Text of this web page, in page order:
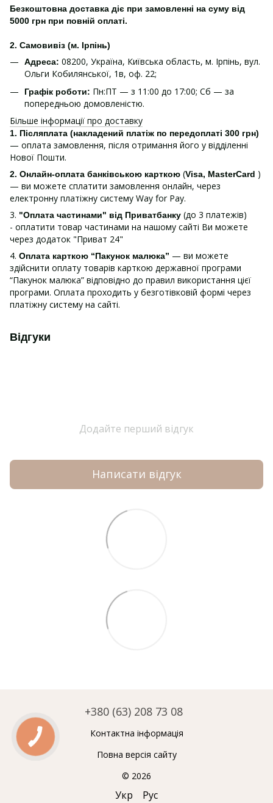
Безкоштовна доставка діє при замовленні на суму від
5000 грн при повній оплаті.
2. Самовивіз (м. Ірпінь)
Адреса: 08200, Україна, Київська область, м. Ірпінь, вул.
Ольги Кобилянської, 1в, оф. 22;
Графік роботи: Пн:ПТ — з 11:00 до 17:00; Сб — за
попередньою домовленістю.
Більше інформації про доставку
1. Післяплата (накладений платіж по передоплаті 300 грн)
— оплата замовлення, після отримання його у відділенні
Нової Пошти.
2. Онлайн-оплата банківською карткою (Visa, MasterCard )
— ви можете сплатити замовлення онлайн, через
електронну платіжну систему Way for Pay.
3. "Оплата частинами" від Приватбанку (до 3 платежів)
- оплатити товар частинами на нашому сайті Ви можете
через додаток "Приват 24"
4. Оплата карткою “Пакунок малюка” — ви можете
здійснити оплату товарів карткою державної програми
“Пакунок малюка” відповідно до правил використання цієї
програми. Оплата проходить у безготівковій формі через
платіжну систему на сайті.
Відгуки
Додайте перший відгук
Написати відгук
+380 (63) 208 73 08
Контактна інформація
Повна версія сайту
© 2026
Укр Рус